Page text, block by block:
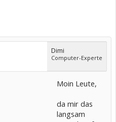
Dimi
Computer-Experte
Moin Leute,
da mir das
langsam